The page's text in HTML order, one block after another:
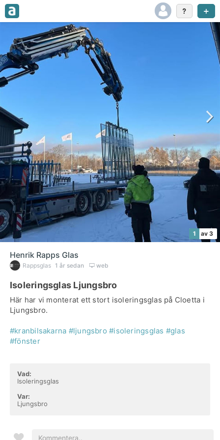
1 av 3
Henrik Rapps Glas
Rappsglas 1 år sedan web
Isoleringsglas Ljungsbro
Här har vi monterat ett stort isoleringsglas på Cloetta i
Ljungsbro.
#kranbilsakarna #ljungsbro #isoleringsglas #glas
#fönster
Vad:
Isoleringsglas
Var:
Ljungsbro